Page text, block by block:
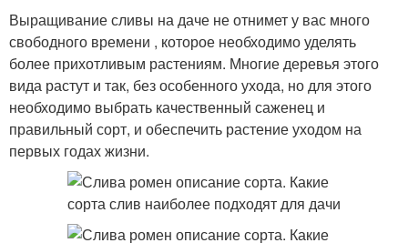
Выращивание сливы на даче не отнимет у вас много
свободного времени , которое необходимо уделять
более прихотливым растениям. Многие деревья этого
вида растут и так, без особенного ухода, но для этого
необходимо выбрать качественный саженец и
правильный сорт, и обеспечить растение уходом на
первых годах жизни.